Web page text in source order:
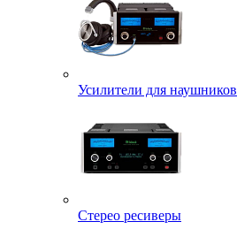
Усилители для наушников
Стерео ресиверы